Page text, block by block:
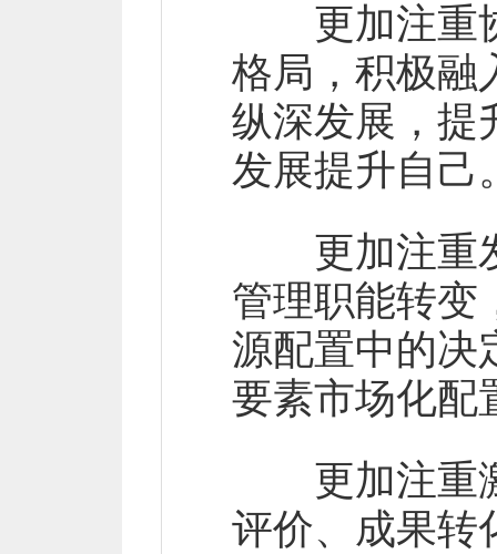
更加注重协
格局，积极融
纵深发展，提
发展提升自己
更加注重发
管理职能转变
源配置中的决
要素市场化配
更加注重激
评价、成果转